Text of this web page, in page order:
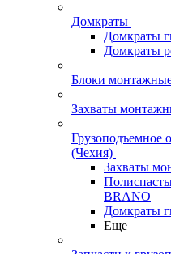
Домкраты
Домкраты
Домкраты
Блоки
Захваты
Грузоподъемное
(Чехия)
Захваты
BRANO
Домкраты
Еще